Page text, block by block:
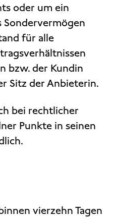
oder um ein
für alle
bzw. der Kundin
Sitz der Anbieterin.
bei rechtlicher
Punkte in seinen
vierzehn Tagen